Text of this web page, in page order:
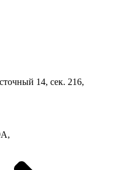
14, сек. 216,
,